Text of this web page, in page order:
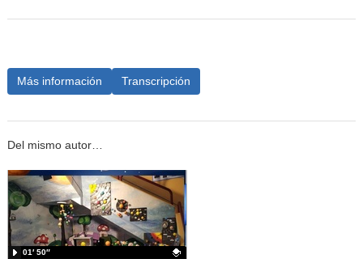
Más información Transcripción
Del mismo autor…
01′ 50″